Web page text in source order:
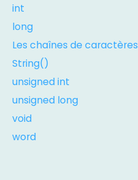
int
long
Les chaînes de caractères
String()
unsigned int
unsigned long
void
word